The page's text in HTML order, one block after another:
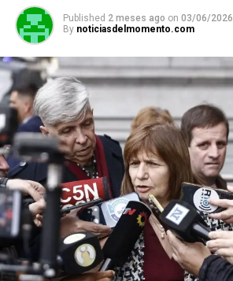
Published 2 meses ago on 03/06/2026
By noticiasdelmomento.com